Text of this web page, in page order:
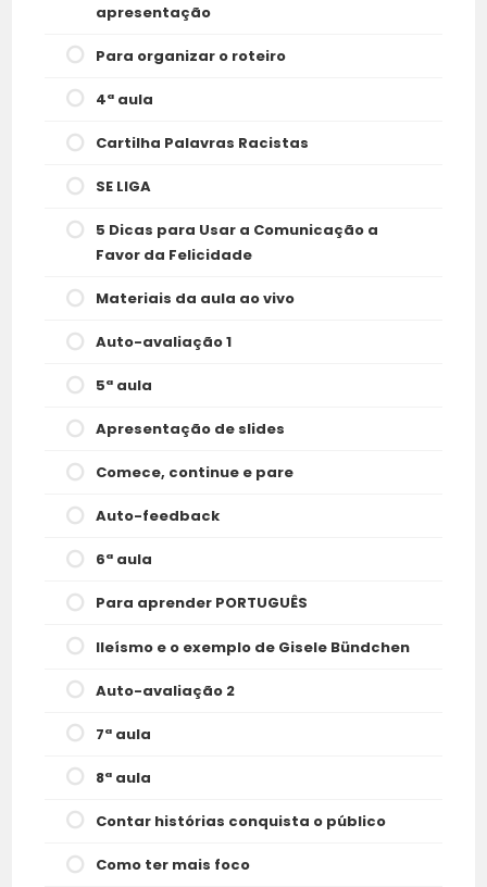
apresentação
Para organizar o roteiro
4ª aula
Cartilha Palavras Racistas
SE LIGA
5 Dicas para Usar a Comunicação a
Favor da Felicidade
Materiais da aula ao vivo
Auto-avaliação 1
5ª aula
Apresentação de slides
Comece, continue e pare
Auto-feedback
6ª aula
Para aprender PORTUGUÊS
Ileísmo e o exemplo de Gisele Bündchen
Auto-avaliação 2
7ª aula
8ª aula
Contar histórias conquista o público
Como ter mais foco